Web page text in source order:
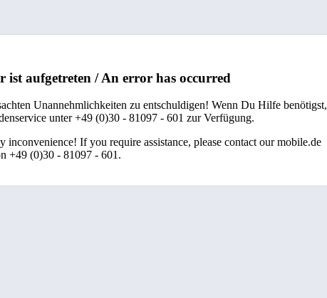
ist aufgetreten / An error has occurred
Unannehmlichkeiten zu entschuldigen! Wenn Du Hilfe benötigst,
unter +49 (0)30 - 81097 - 601 zur Verfügung.
inconvenience! If you require assistance, please contact our mobile.de
+49 (0)30 - 81097 - 601.